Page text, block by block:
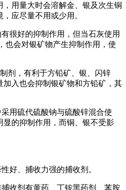
用量大时会溶解金、银及次生铜
应尽量不用或少用。
很好的抑制作用，但当石灰使用
也会对银矿物产生抑制作用，使
剂，有利于方铅矿、银、闪锌
入也会抑制银矿物和方铅矿，其
用硫代硫酸钠与硫酸锌混合使
显的抑制作用，而铜、银不受影
好、捕收力强的捕收剂。
收剂有黄药、丁铵黑药剂、苯胺